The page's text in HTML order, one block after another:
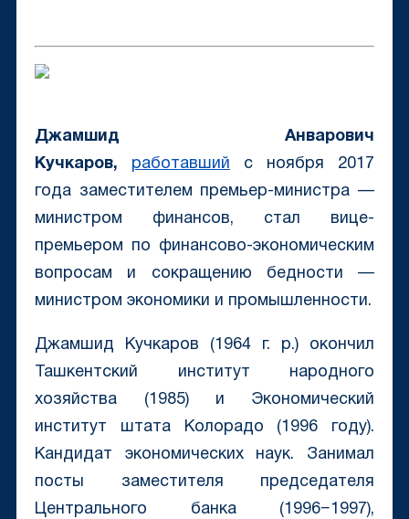
Джамшид Анварович
Кучкаров,
работавший с ноября 2017
года заместителем премьер-министра —
министром финансов, стал вице-
премьером по финансово-экономическим
вопросам и сокращению бедности —
министром экономики и промышленности.
Джамшид Кучкаров (1964 г. р.) окончил
Ташкентский институт народного
хозяйства (1985) и Экономический
институт штата Колорадо (1996 году).
Кандидат экономических наук. Занимал
посты заместителя председателя
Центрального банка (1996−1997),